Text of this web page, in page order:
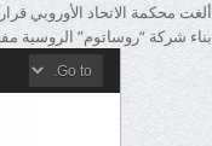
ألغت محكمة الاتحاد الأوروبي
بناء شركة “روساتوم” الروسية مفاعلين